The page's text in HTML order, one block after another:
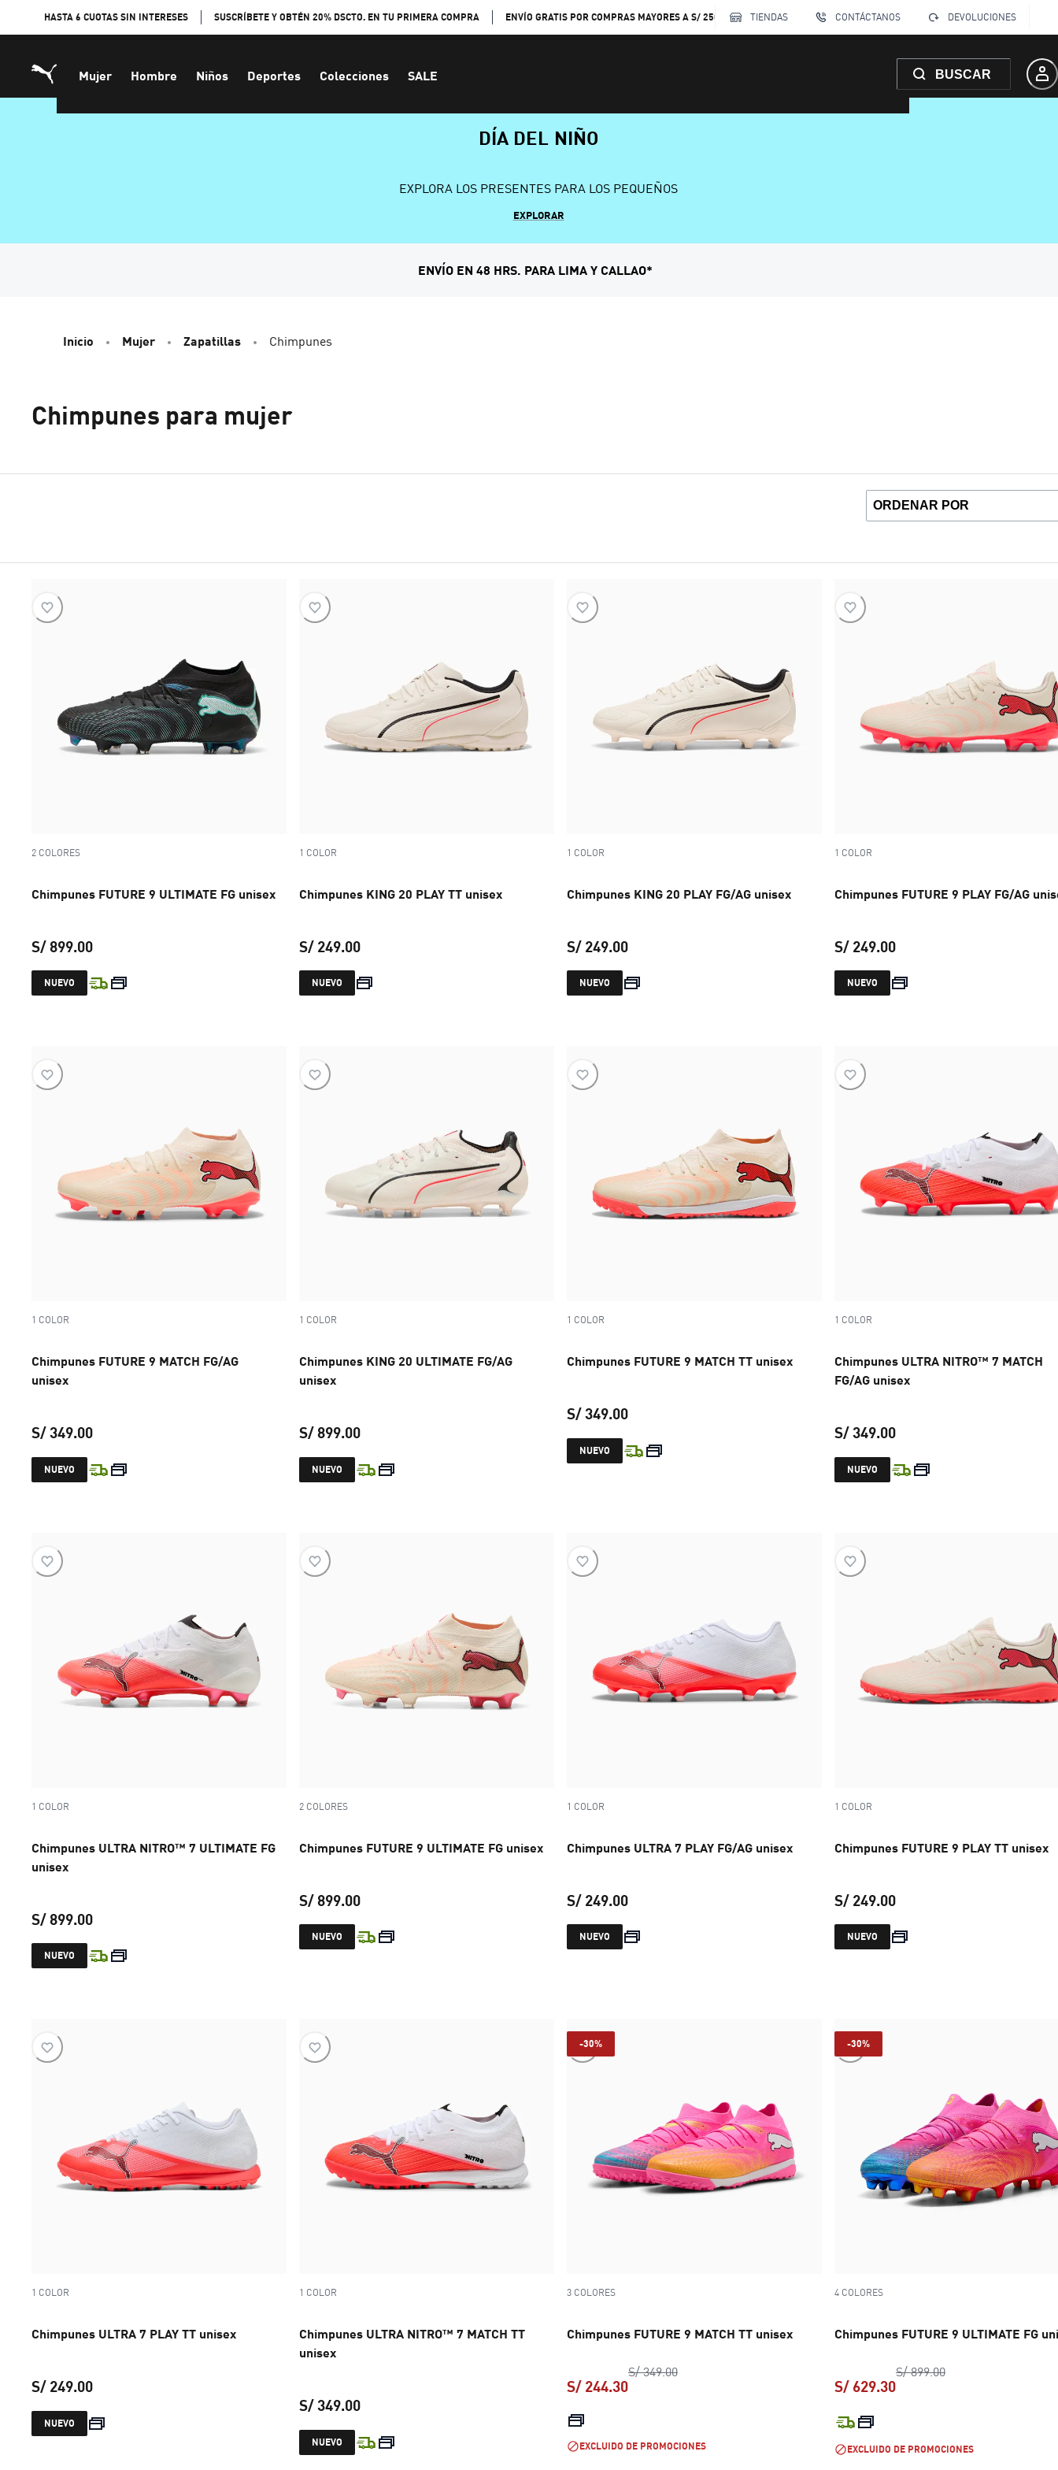
HASTA 6 CUOTAS SIN INTERESES SUSCRÍBETE Y OBTÉN 20% DSCTO. EN TU PRIMERA COMPRA ENVÍO GRATIS POR COMPRAS MAYORES A S/ 250 TIENDAS CONTÁCTANOS DEVOLUCIONES
Mujer Hombre Niños Deportes Colecciones SALE BUSCAR
DÍA DEL NIÑO
EXPLORA LOS PRESENTES PARA LOS PEQUEÑOS
EXPLORAR
ENVÍO EN 48 HRS. PARA LIMA Y CALLAO*
Inicio Mujer Zapatillas Chimpunes
Chimpunes para mujer
2 COLORES
Chimpunes FUTURE 9 ULTIMATE FG unisex
S/ 899.00
precio actual S/ 899.00
NUEVO
1 COLOR
Chimpunes KING 20 PLAY TT unisex
S/ 249.00
precio actual S/ 249.00
NUEVO
1 COLOR
Chimpunes KING 20 PLAY FG/AG unisex
S/ 249.00
precio actual S/ 249.00
NUEVO
1 COLOR
Chimpunes FUTURE 9 PLAY FG/AG
S/ 249.00
precio actual S/ 249.00
NUEVO
1 COLOR
Chimpunes FUTURE 9 MATCH FG/AG
unisex
S/ 349.00
precio actual S/ 349.00
NUEVO
1 COLOR
Chimpunes KING 20 ULTIMATE FG/AG
unisex
S/ 899.00
precio actual S/ 899.00
NUEVO
1 COLOR
Chimpunes FUTURE 9 MATCH TT unisex
S/ 349.00
precio actual S/ 349.00
NUEVO
1 COLOR
Chimpunes ULTRA NITRO™ 7 MATCH
FG/AG unisex
S/ 349.00
precio actual S/ 349.00
NUEVO
1 COLOR
Chimpunes ULTRA NITRO™ 7 ULTIMATE FG
unisex
S/ 899.00
precio actual S/ 899.00
NUEVO
2 COLORES
Chimpunes FUTURE 9 ULTIMATE FG unisex
S/ 899.00
precio actual S/ 899.00
NUEVO
1 COLOR
Chimpunes ULTRA 7 PLAY FG/AG unisex
S/ 249.00
precio actual S/ 249.00
NUEVO
1 COLOR
Chimpunes FUTURE 9 PLAY TT unisex
S/ 249.00
precio actual S/ 249.00
NUEVO
1 COLOR
Chimpunes ULTRA 7 PLAY TT unisex
S/ 249.00
precio actual S/ 249.00
NUEVO
1 COLOR
Chimpunes ULTRA NITRO™ 7 MATCH TT
unisex
S/ 349.00
precio actual S/ 349.00
NUEVO
-30%
3 COLORES
Chimpunes FUTURE 9 MATCH TT unisex
S/ 349.00precio original S/ 349.00
S/ 244.30
EXCLUIDO DE PROMOCIONES
-30%
4 COLORES
Chimpunes FUTURE 9 ULTIMATE FG
S/ 899.00precio original S/
S/ 629.30
EXCLUIDO DE PROMOCIONES